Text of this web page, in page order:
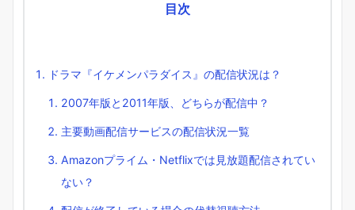
目次
ドラマ『イケメンパラダイス』の配信状況は？
2007年版と2011年版、どちらが配信中？
主要動画配信サービスの配信状況一覧
Amazonプライム・Netflixでは見放題配信されてい
ない？